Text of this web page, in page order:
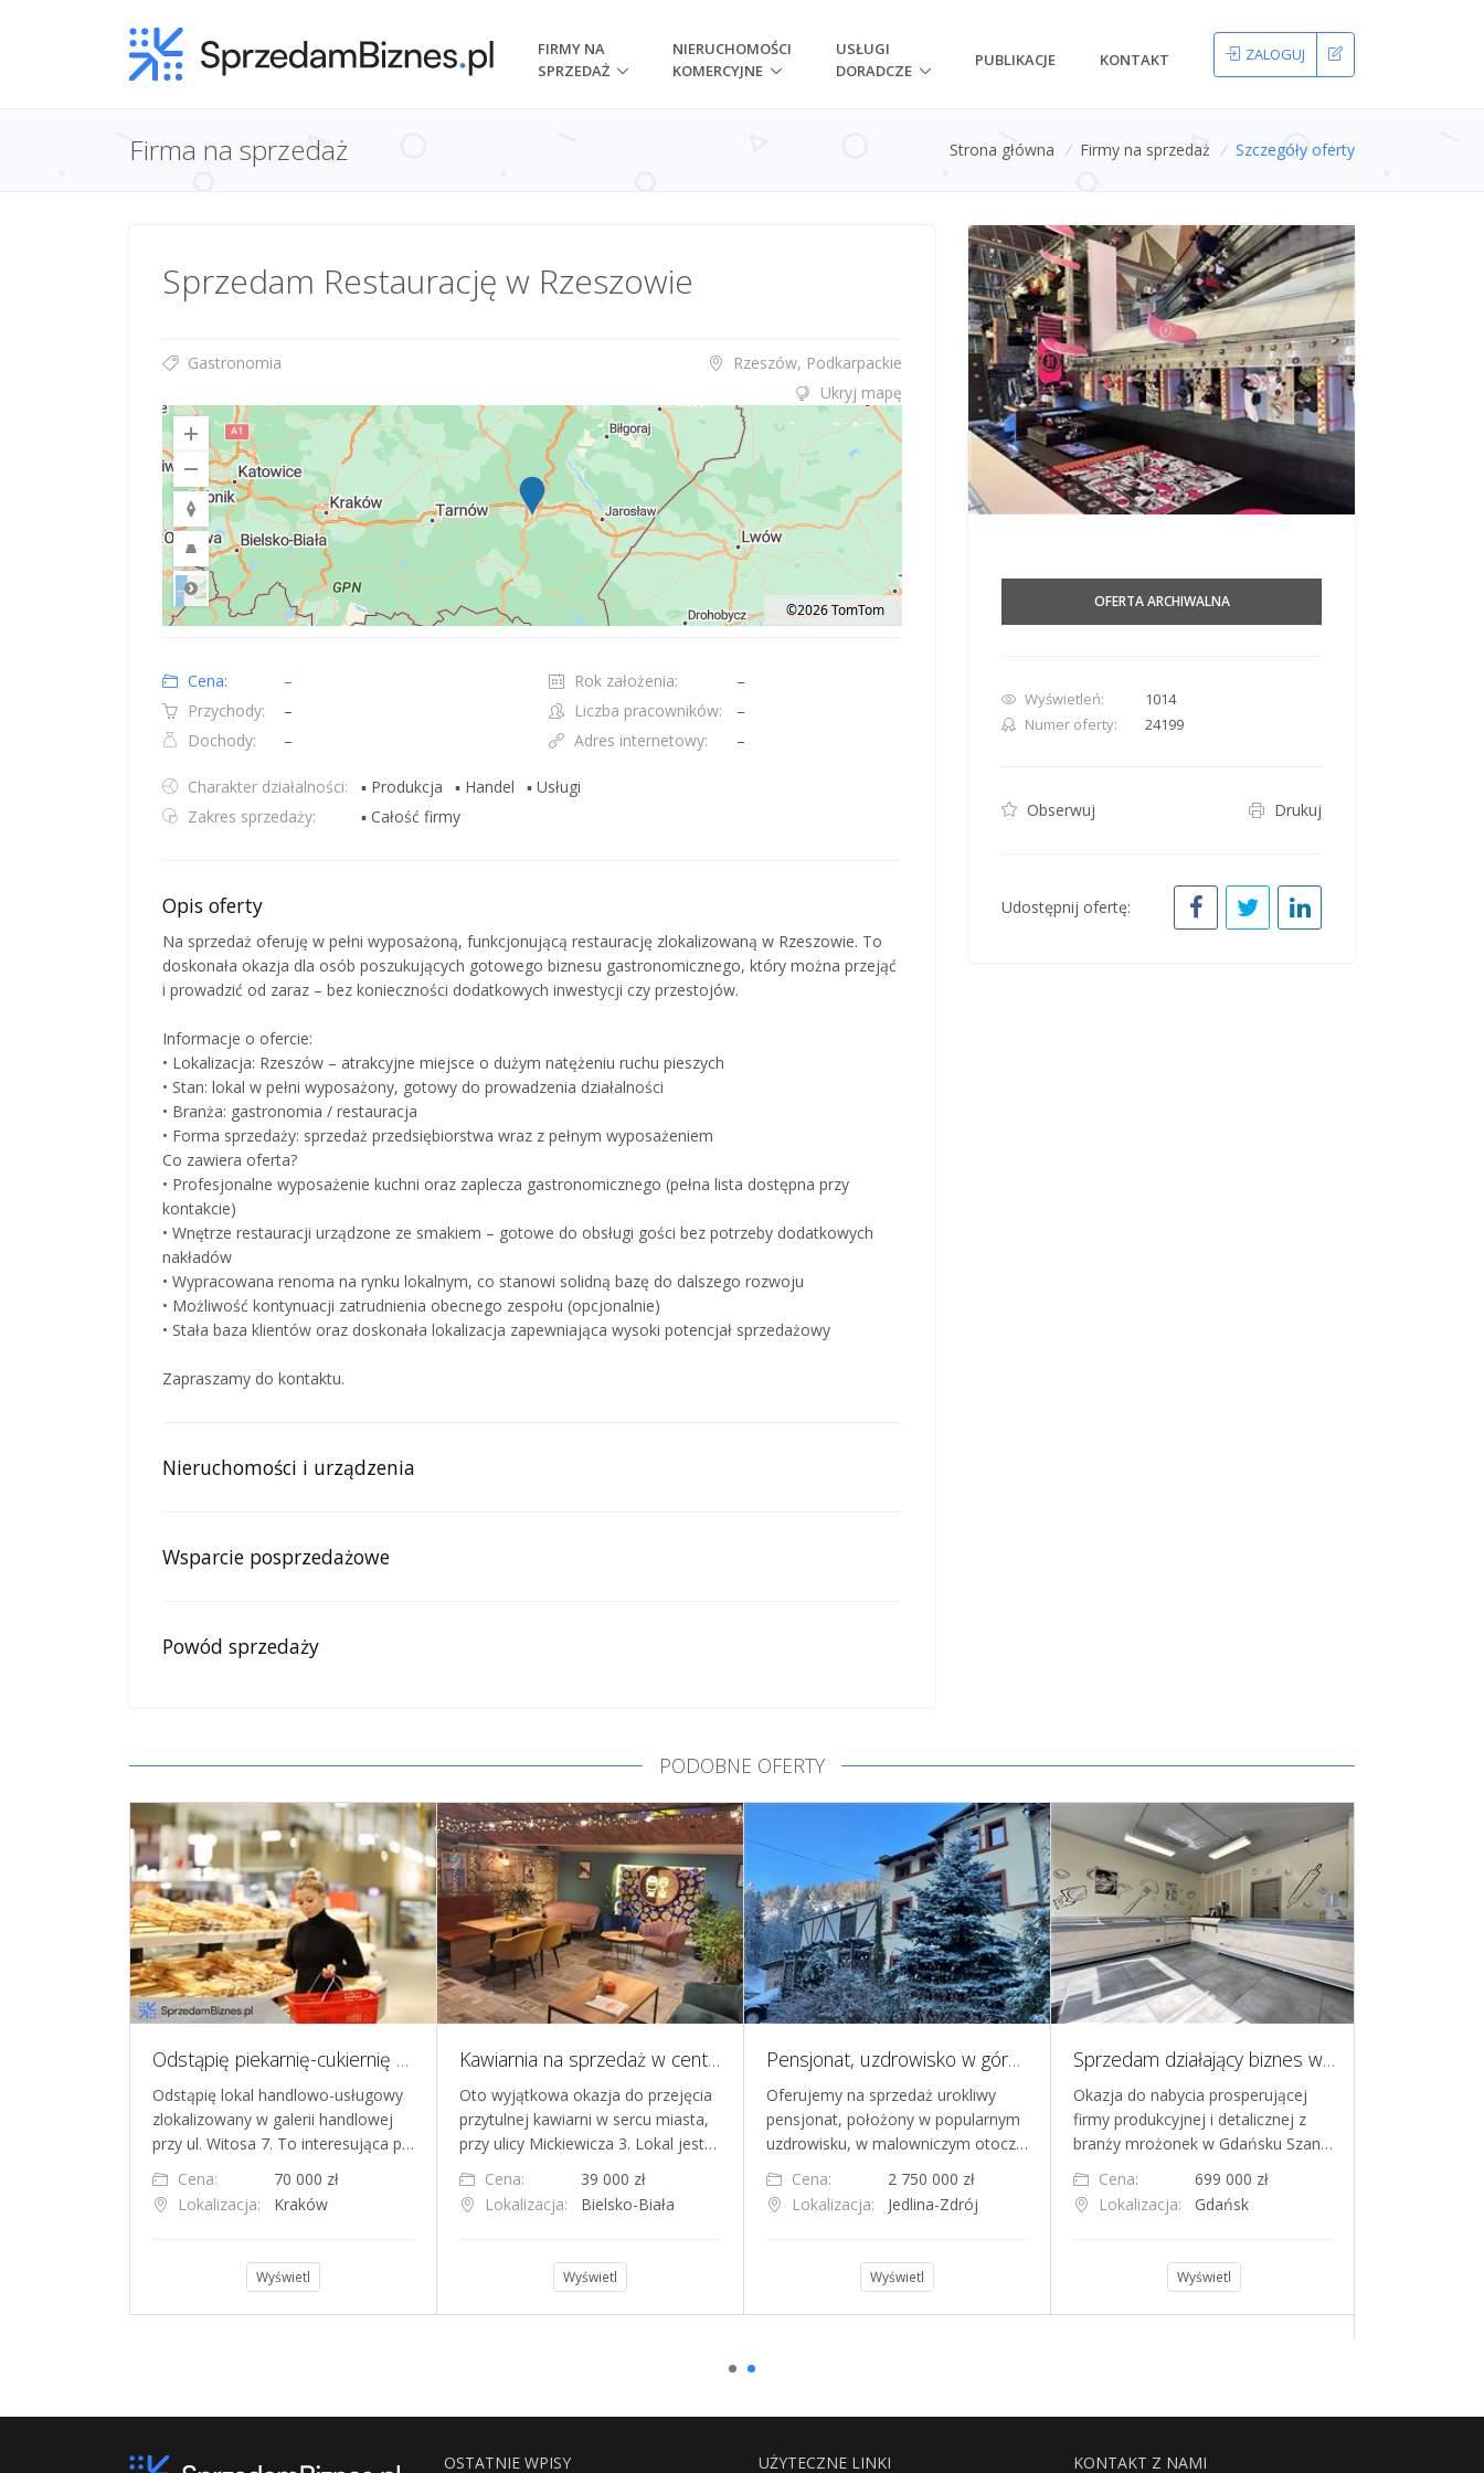
FIRMY NA
SPRZEDAŻ
NIERUCHOMOŚCI
KOMERCYJNE
USŁUGI
DORADCZE
PUBLIKACJE KONTAKT ZALOGUJ
Firma na sprzedaż Strona główna / Firmy na sprzedaż / Szczegóły oferty
Sprzedam Restaurację w Rzeszowie
Gastronomia
Rzeszów, Podkarpackie
Ukryj mapę
Road
©2026 TomTom
Cena:
–
Przychody:
–
Dochody:
–
Rok założenia:
–
Liczba pracowników:
–
Adres internetowy:
–
Charakter działalności: ▪ Produkcja ▪ Handel
▪ Usługi
Zakres sprzedaży:
▪ Całość firmy
Opis oferty
Na sprzedaż oferuję w pełni wyposażoną, funkcjonującą restaurację zlokalizowaną w Rzeszowie. To
doskonała okazja dla osób poszukujących gotowego biznesu gastronomicznego, który można przejąć
i prowadzić od zaraz – bez konieczności dodatkowych inwestycji czy przestojów.
Informacje o ofercie:
• Lokalizacja: Rzeszów – atrakcyjne miejsce o dużym natężeniu ruchu pieszych
• Stan: lokal w pełni wyposażony, gotowy do prowadzenia działalności
• Branża: gastronomia / restauracja
• Forma sprzedaży: sprzedaż przedsiębiorstwa wraz z pełnym wyposażeniem
Co zawiera oferta?
• Profesjonalne wyposażenie kuchni oraz zaplecza gastronomicznego (pełna lista dostępna przy
kontakcie)
• Wnętrze restauracji urządzone ze smakiem – gotowe do obsługi gości bez potrzeby dodatkowych
nakładów
• Wypracowana renoma na rynku lokalnym, co stanowi solidną bazę do dalszego rozwoju
• Możliwość kontynuacji zatrudnienia obecnego zespołu (opcjonalnie)
• Stała baza klientów oraz doskonała lokalizacja zapewniająca wysoki potencjał sprzedażowy
Zapraszamy do kontaktu.
Nieruchomości i urządzenia
Wsparcie posprzedażowe
Powód sprzedaży
OFERTA ARCHIWALNA
Wyświetleń:
1014
Numer oferty:
24199
Obserwuj Drukuj
Udostępnij ofertę:
PODOBNE OFERTY
Odstąpię piekarnię-cukiernię w galerii handlowej - lokal 70 m² z wyposażeniem i stałą bazą klientów
Odstąpię lokal handlowo-usługowy
zlokalizowany w galerii handlowej
przy ul. Witosa 7. To interesująca p…
Cena:
70 000 zł
Lokalizacja:
Kraków
Wyświetl
Kawiarnia na sprzedaż w centrum miasta
Oto wyjątkowa okazja do przejęcia
przytulnej kawiarni w sercu miasta,
przy ulicy Mickiewicza 3. Lokal jest…
Cena:
39 000 zł
Lokalizacja:
Bielsko-Biała
Wyświetl
Pensjonat, uzdrowisko w górach
Oferujemy na sprzedaż urokliwy
pensjonat, położony w popularnym
uzdrowisku, w malowniczym otocz…
Cena:
2 750 000 zł
Lokalizacja:
Jedlina-Zdrój
Wyświetl
Sprzedam działający biznes w Gdańsku, produkcja i realizacja wyrobów mrożonych
Okazja do nabycia prosperującej
firmy produkcyjnej i detalicznej z
branży mrożonek w Gdańsku Szan…
Cena:
699 000 zł
Lokalizacja:
Gdańsk
Wyświetl
OSTATNIE WPISY UŻYTECZNE LINKI KONTAKT Z NAMI